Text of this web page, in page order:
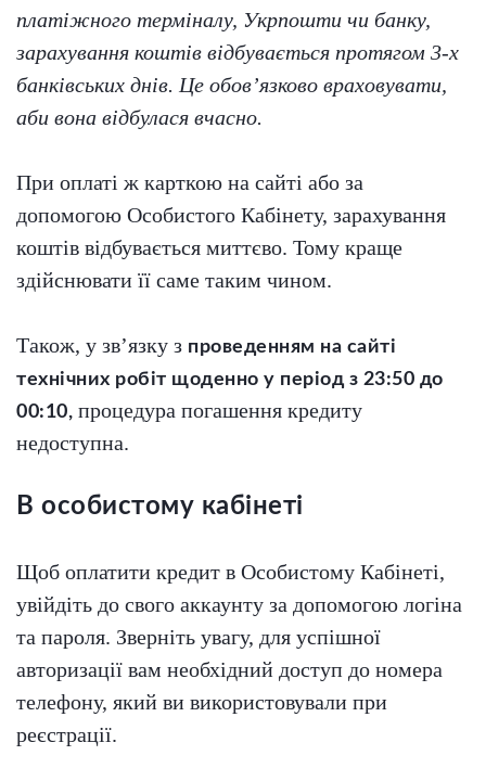
платіжного терміналу, Укрпошти чи банку,
зарахування коштів відбувається протягом 3-х
банківських днів. Це обов’язково враховувати,
аби вона відбулася вчасно.
При оплаті ж карткою на сайті або за
допомогою Особистого Кабінету, зарахування
коштів відбувається миттєво. Тому краще
здійснювати її саме таким чином.
Також, у зв’язку з проведенням на сайті
технічних робіт щоденно у період з 23:50 до
00:10, процедура погашення кредиту
недоступна.
В особистому кабінеті
Щоб оплатити кредит в Особистому Кабінеті,
увійдіть до свого аккаунту за допомогою логіна
та пароля. Зверніть увагу, для успішної
авторизації вам необхідний доступ до номера
телефону, який ви використовували при
реєстрації.